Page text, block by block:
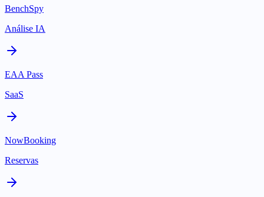
BenchSpy
Análise IA
EAA Pass
SaaS
NowBooking
Reservas